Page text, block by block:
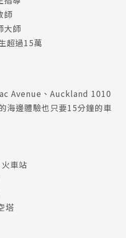
師
大師
超過15萬
Avenue、Auckland 1010
邊體驗也只要15分鐘的車
車站
塔